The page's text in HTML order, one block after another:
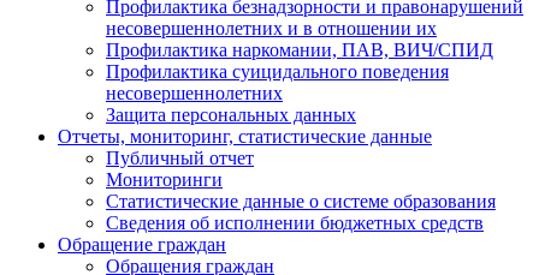
Профилактика безнадзорности и правонарушений
несовершеннолетних и в отношении их
Профилактика наркомании, ПАВ, ВИЧ/СПИД
Профилактика суицидального поведения
несовершеннолетних
Защита персональных данных
Отчеты, мониторинг, статистические данные
Публичный отчет
Мониторинги
Статистические данные о системе образования
Сведения об исполнении бюджетных средств
Обращение граждан
Обращения граждан